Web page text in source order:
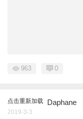
963 0
点击重新加载 Daphane
2019-3-3